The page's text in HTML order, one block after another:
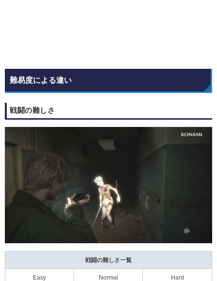
難易度による違い
戦闘の難しさ
戦闘の難しさ一覧
Easy Normal Hard